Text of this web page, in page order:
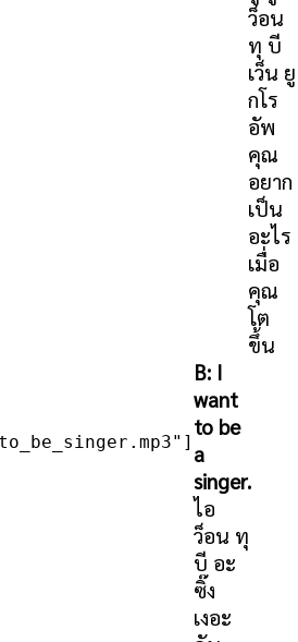
ว็อน
ทุ บี
เว็น ยู
กโร
อัพ
คุณ
อยาก
เป็น
อะไร
เมื่อ
คุณ
โต
ขึ้น
B: I
want
to be
a
singer.
ไอ
ว็อน ทุ
บี อะ
ซิ๊ง
เงอะ